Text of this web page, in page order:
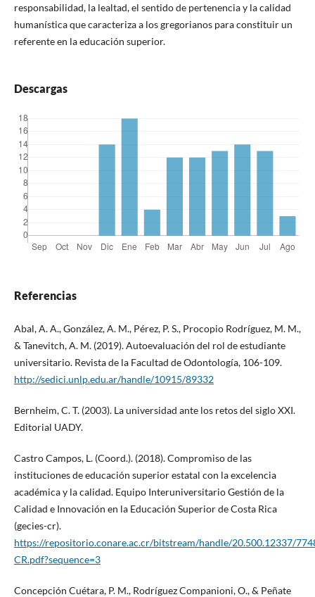
responsabilidad, la lealtad, el sentido de pertenencia y la calidad
humanística que caracteriza a los gregorianos para constituir un
referente en la educación superior.
Descargas
Referencias
Abal, A. A., González, A. M., Pérez, P. S., Procopio Rodríguez, M. M.,
& Tanevitch, A. M. (2019). Autoevaluación del rol de estudiante
universitario. Revista de la Facultad de Odontología, 106-109.
http://sedici.unlp.edu.ar/handle/10915/89332
Bernheim, C. T. (2003). La universidad ante los retos del siglo XXI.
Editorial UADY.
Castro Campos, L. (Coord.). (2018). Compromiso de las
instituciones de educación superior estatal con la excelencia
académica y la calidad. Equipo Interuniversitario Gestión de la
Calidad e Innovación en la Educación Superior de Costa Rica
(gecies-cr).
https://repositorio.conare.ac.cr/bitstream/handle/20.500.12337/
CR.pdf?sequence=3
Concepción Cuétara, P. M., Rodríguez Companioni, O., & Peñate